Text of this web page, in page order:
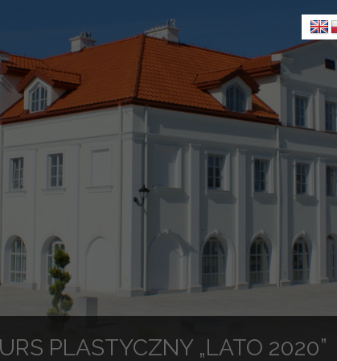
PLASTYCZNY „LATO 2020”